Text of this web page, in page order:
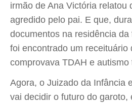
irmão de Ana Victória relatou
agredido pelo pai. E que,
documentos na residência
foi encontrado um receituário
comprovava TDAH e autismo
Agora, o Juizado da Infância
vai decidir o futuro do garoto,